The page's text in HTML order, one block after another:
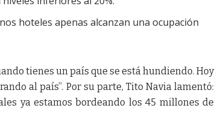
hoteles apenas alcanzan una ocupación
tienes un país que se está hundiendo. Hoy
al país”. Por su parte, Tito Navia lamentó:
ya estamos bordeando los 45 millones de